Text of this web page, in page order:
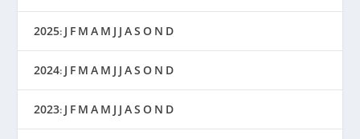
2025: J F M A M J J AS O N D
2024: J F M A M J J AS O N D
2023: J F M A M J J AS O N D